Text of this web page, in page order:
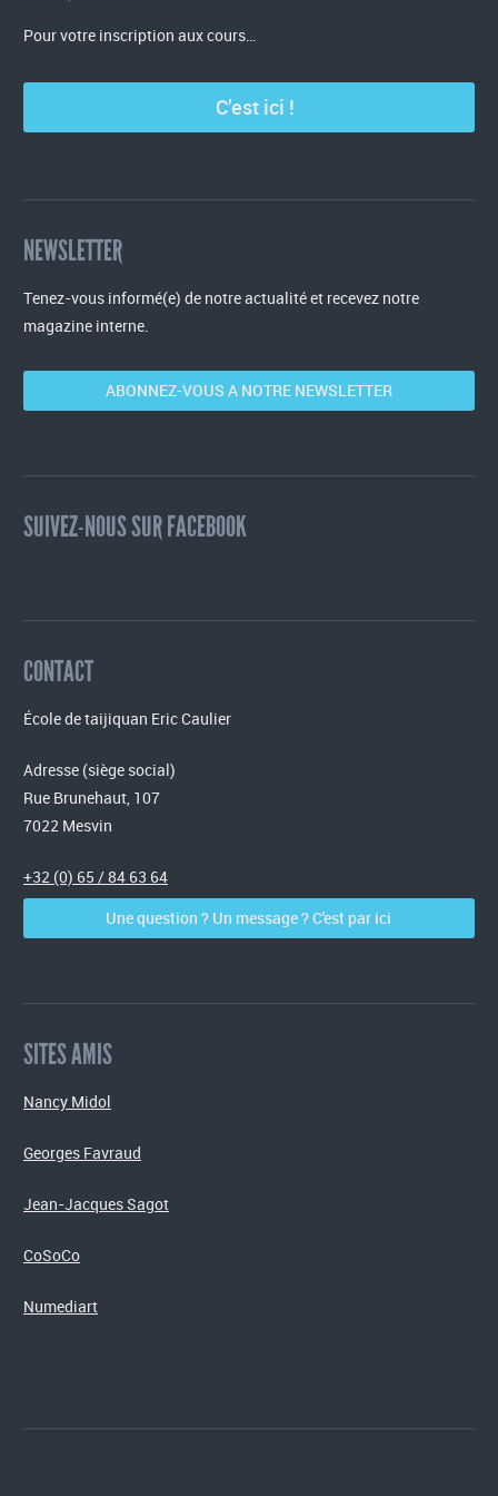
Pour votre inscription aux cours…
C’est ici !
NEWSLETTER
Tenez-vous informé(e) de notre actualité et recevez notre
magazine interne.
ABONNEZ-VOUS A NOTRE NEWSLETTER
SUIVEZ-NOUS SUR FACEBOOK
CONTACT
École de taijiquan Eric Caulier
Adresse (siège social)
Rue Brunehaut, 107
7022 Mesvin
+32 (0) 65 / 84 63 64
Une question ? Un message ? C'est par ici
SITES AMIS
Nancy Midol
Georges Favraud
Jean-Jacques Sagot
CoSoCo
Numediart